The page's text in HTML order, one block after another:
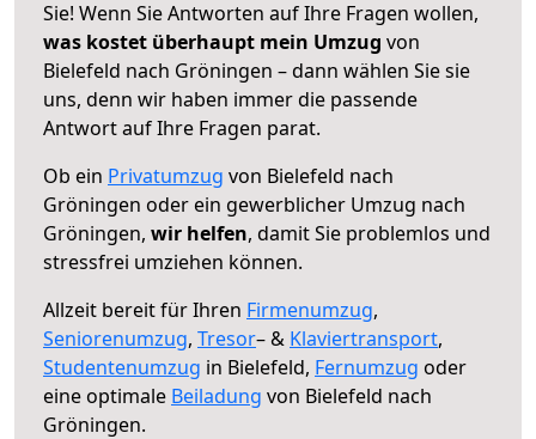
Sie! Wenn Sie Antworten auf Ihre Fragen wollen,
was kostet überhaupt mein Umzug von
Bielefeld nach Gröningen – dann wählen Sie sie
uns, denn wir haben immer die passende
Antwort auf Ihre Fragen parat.
Ob ein Privatumzug von Bielefeld nach
Gröningen oder ein gewerblicher Umzug nach
Gröningen, wir helfen, damit Sie problemlos und
stressfrei umziehen können.
Allzeit bereit für Ihren Firmenumzug,
Seniorenumzug, Tresor– & Klaviertransport,
Studentenumzug in Bielefeld, Fernumzug oder
eine optimale Beiladung von Bielefeld nach
Gröningen.